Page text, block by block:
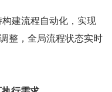
整，全局流程状态实时